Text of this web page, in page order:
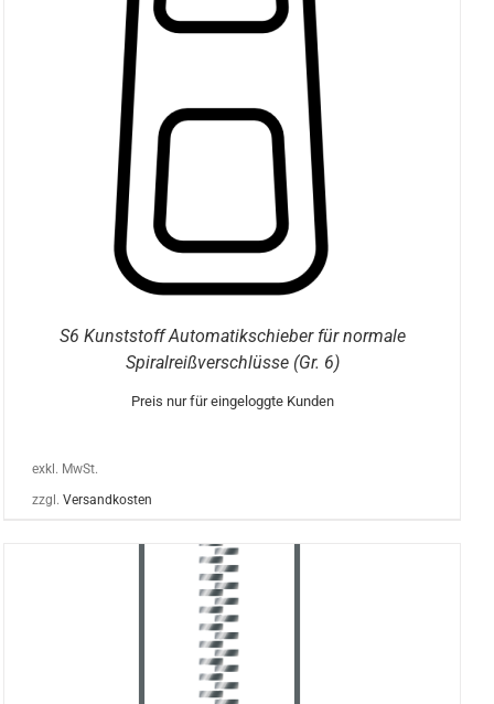
S6 Kunststoff Automatikschieber für normale
Spiralreißverschlüsse (Gr. 6)
Preis nur für eingeloggte Kunden
exkl. MwSt.
zzgl.Versandkosten